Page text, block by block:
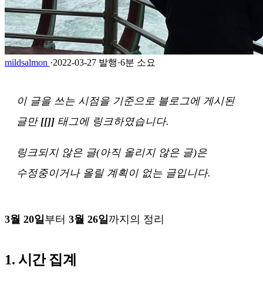
mildsalmon ·2022-03-27 발행·6분 소요
이 글을 쓰는 시점을 기준으로 블로그에 게시된
글만 [[]] 태그에 링크하였습니다.
링크되지 않은 글(아직 올리지 않은 글)은
수정중이거나 올릴 계획이 없는 글입니다.
3월 20일부터 3월 26일까지의 정리
1. 시간 집계